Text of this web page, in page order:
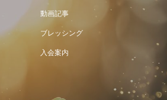
動画記事
ブレッシング
入会案内